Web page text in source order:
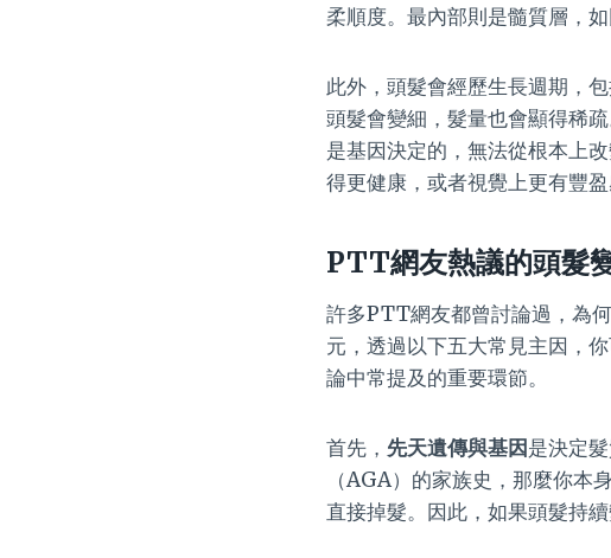
柔順度。最內部則是髓質層，如
此外，頭髮會經歷生長週期，
頭髮會變細，髮量也會顯得稀
是基因決定的，無法從根本上
得更健康，或者視覺上更有豐
PTT網友熱議的頭髮
許多PTT網友都曾討論過，為
元，透過以下五大常見主因，
論中常提及的重要環節。
首先， 先天遺傳與基因是決定
（AGA）的家族史，那麼你
直接掉髮。因此，如果頭髮持